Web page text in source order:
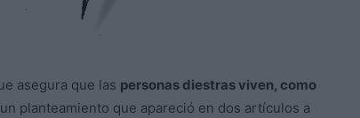
asegura que las personas diestras viven, como
planteamiento que apareció en dos artículos a